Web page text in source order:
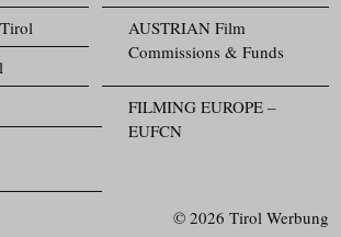
AUSTRIAN Film
Commissions & Funds
FILMING EUROPE –
EUFCN
© 2026 Tirol Werbung